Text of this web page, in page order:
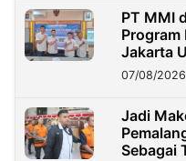
PT MMI
Program
Jakarta
07/08/
Jadi
Sebagai